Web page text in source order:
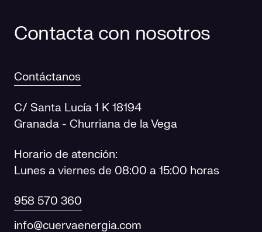
Contacta con nosotros
Contáctanos
C/ Santa Lucía 1 K 18194
Granada - Churriana de la Vega
Horario de atención:
Lunes a viernes de 08:00 a 15:00 horas
958 570 360
info@cuervaenergia.com